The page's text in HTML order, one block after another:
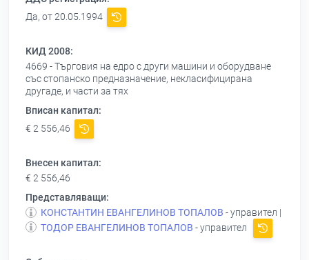
Да, от 20.05.1994
КИД 2008:
4669 - Търговия на едро с други машини и оборудване
със стопанско предназначение, некласифицирана
другаде, и части за тях
Вписан капитал:
€ 2 556,46
Внесен капитал:
€ 2 556,46
Представляващи:
КОНСТАНТИН ЕВАНГЕЛИНОВ ТОПАЛОВ - управител |
ТОДОР ЕВАНГЕЛИНОВ ТОПАЛОВ - управител